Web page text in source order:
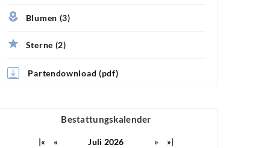
Blumen (3)
Sterne (2)
Partendownload (pdf)
Bestattungskalender
|« « Juli 2026 » »|